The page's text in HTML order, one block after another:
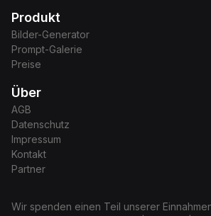
Produkt
Bilder-Generator
Prompt-Galerie
Preise
Über
AGB
Datenschutz
Impressum
Kontakt
Partner
Wir spenden einen Teil unserer